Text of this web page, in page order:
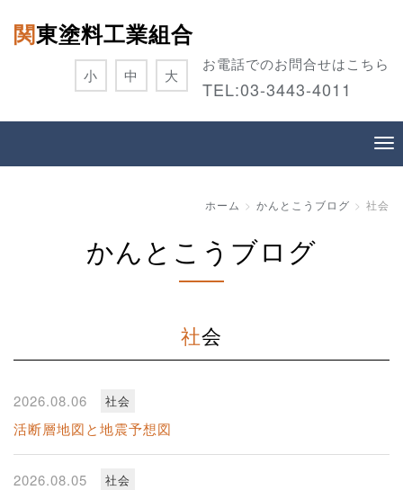
関東塗料工業組合
お電話でのお問合せはこちら
TEL:03-3443-4011
小 中 大
ホーム かんとこうブログ 社会
かんとこうブログ
社会
2026.08.06 社会
活断層地図と地震予想図
2026.08.05 社会